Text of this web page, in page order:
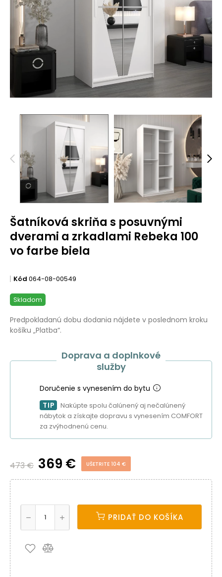
Šatníková skriňa s posuvnými
dverami a zrkadlami Rebeka 100
vo farbe biela
Kód 064-08-00549
Skladom
Predpokladanú dobu dodania nájdete v poslednom kroku
košíku „Platba“.
Doprava a doplnkové
služby
Doručenie s vynesením do bytu
TIP
Nakúpte spolu čalúnený aj nečalúnený
nábytok a získajte dopravu s vynesením COMFORT
za zvýhodnenú cenu.
473 € 369 € UŠETRITE 104 €
PRIDAŤ DO KOŠÍKA